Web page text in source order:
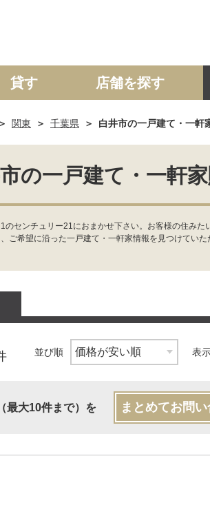
マンション 土地
貸す 店舗を探す
関東 千葉県 白井市の一戸建て・一軒
の一戸建て・一軒
センチュリー21におまかせ下さい。お客様の住み
ご希望に沿った一戸建て・一軒家情報を見つけてい
並び順 表
最大10件まで）を まとめてお問